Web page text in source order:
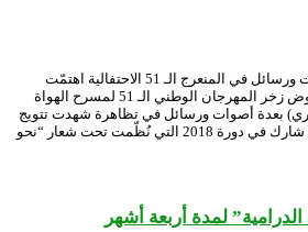
مهرجان مستغانم: لعب وأصوات ورسائل في المنعرج الـ 51 الاحتفالية اهتمّت
بالاتصال الثقافي وتسويق العروض زخر المهرجان الوطني الـ 51 لمسرح الهواة
17 جويلية الجاري) بعدة أصوات ورسائل في تظاهرة شهدت تتويج
عرض “العب” بالجائزة الكبرى. شارك في دورة 2018 التي نُظّمت تحت شعار “نحو
لمدة أربعة أشهر